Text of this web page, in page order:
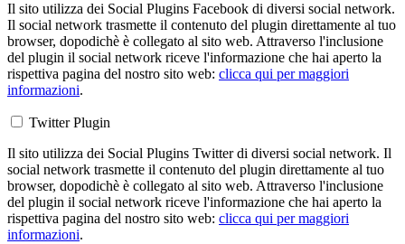
Il sito utilizza dei Social Plugins Facebook di diversi social network.
Il social network trasmette il contenuto del plugin direttamente al tuo
browser, dopodichè è collegato al sito web. Attraverso l'inclusione
del plugin il social network riceve l'informazione che hai aperto la
rispettiva pagina del nostro sito web: clicca qui per maggiori
informazioni.
Twitter Plugin
Il sito utilizza dei Social Plugins Twitter di diversi social network. Il
social network trasmette il contenuto del plugin direttamente al tuo
browser, dopodichè è collegato al sito web. Attraverso l'inclusione
del plugin il social network riceve l'informazione che hai aperto la
rispettiva pagina del nostro sito web: clicca qui per maggiori
informazioni.